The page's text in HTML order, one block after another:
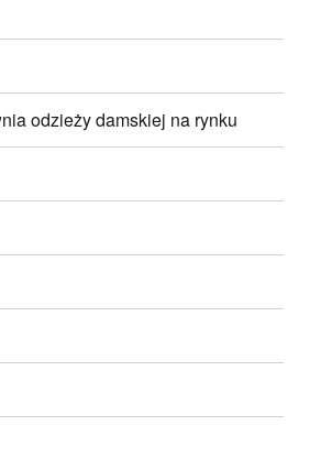
odzieży damskiej na rynku